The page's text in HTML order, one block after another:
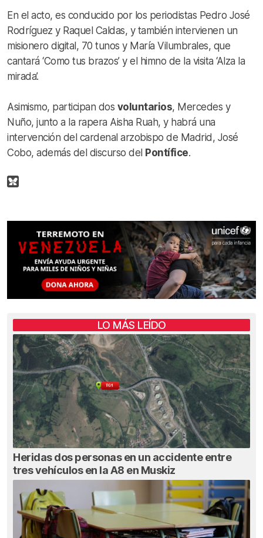
En el acto, es conducido por los periodistas Pedro José
Rodríguez y Raquel Caldas, y también intervienen un
misionero digital, 70 tunos y María Vilumbrales, que
cantará ‘Como tus brazos’ y el himno de la visita ‘Alza la
mirada’.
Asimismo, participan dos voluntarios, Mercedes y
Nuño, junto a la rapera Aisha Ruah, y habrá una
intervención del cardenal arzobispo de Madrid, José
Cobo, además del discurso del Pontífice.
LO MÁS LEÍDO
Heridas dos personas en un accidente entre
tres vehículos en la A8 en Muskiz